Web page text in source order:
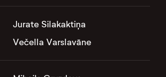
Jurate Silakaktiņa
Večella Varslavāne